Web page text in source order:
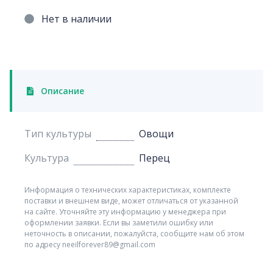
Нет в наличии
Описание
Тип культуры
Овощи
Культура
Перец
Информация о технических характеристиках, комплекте
поставки и внешнем виде, может отличаться от указанной
на сайте. Уточняйте эту информацию у менеджера при
оформлении заявки. Если вы заметили ошибку или
неточность в описании, пожалуйста, сообщите нам об этом
по адресу neeilforever89@gmail.com